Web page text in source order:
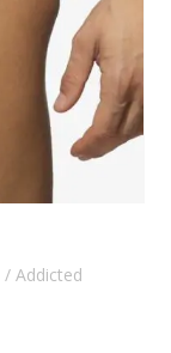
/ Addicted